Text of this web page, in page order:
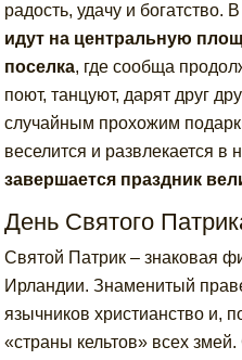
радость, удачу и
идут на центральную
поселка, где сообща
поют, танцуют, дарят друг
случайным прохожим
веселится и развлекается в
завершается праздник
День Святого
Святой Патрик – знаковая
Ирландии. Знаменитый
язычников христианство и,
«страны кельтов» всех